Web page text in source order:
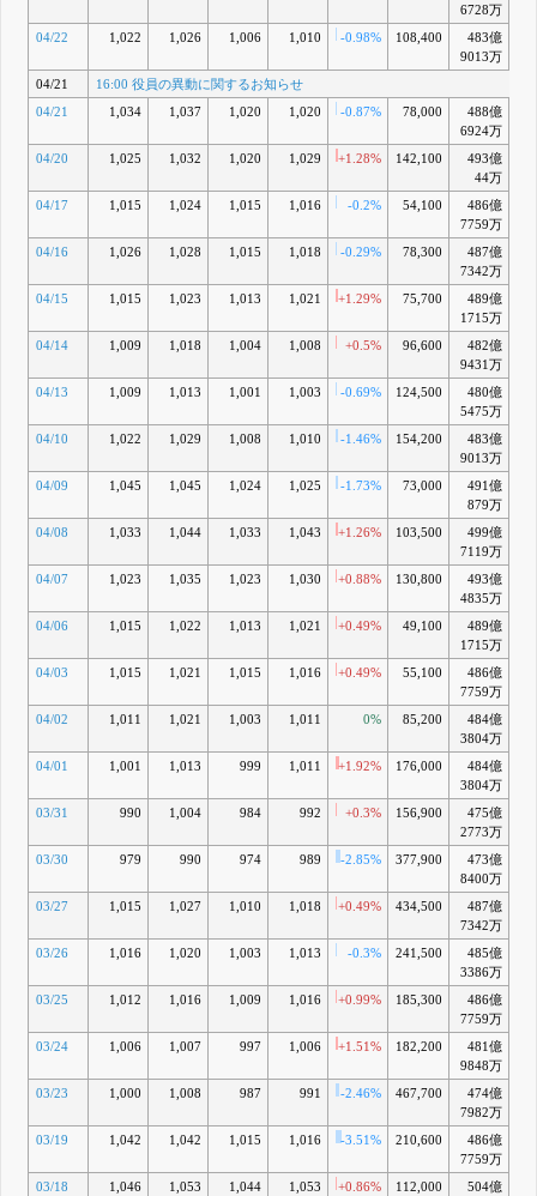
6728万
04/22 1,022 1,026 1,006 1,010 -0.98% 108,400
483億
9013万
04/21
16:00 役員の異動に関するお知らせ
04/21
1,034 1,037 1,020 1,020 -0.87% 78,000
488億
6924万
04/20 1,025 1,032 1,020 1,029 +1.28% 142,100
493億
44万
04/17 1,015 1,024 1,015 1,016 -0.2% 54,100
486億
7759万
04/16 1,026 1,028 1,015 1,018 -0.29% 78,300
487億
7342万
04/15 1,015 1,023 1,013 1,021 +1.29% 75,700
489億
1715万
04/14
1,009 1,018 1,004 1,008 +0.5% 96,600
482億
9431万
04/13 1,009 1,013 1,001 1,003 -0.69% 124,500
480億
5475万
04/10 1,022 1,029 1,008 1,010 -1.46% 154,200
483億
9013万
04/09 1,045 1,045 1,024 1,025 -1.73% 73,000
491億
879万
04/08 1,033 1,044 1,033 1,043 +1.26% 103,500
499億
7119万
04/07 1,023 1,035 1,023 1,030 +0.88% 130,800
493億
4835万
04/06 1,015 1,022 1,013 1,021 +0.49% 49,100
489億
1715万
04/03 1,015 1,021 1,015 1,016 +0.49% 55,100
486億
7759万
04/02 1,011 1,021 1,003 1,011 0% 85,200
484億
3804万
04/01 1,001 1,013 999 1,011 +1.92% 176,000
484億
3804万
03/31 990 1,004 984 992 +0.3% 156,900
475億
2773万
03/30 979 990 974 989 -2.85% 377,900
473億
8400万
03/27 1,015 1,027 1,010 1,018 +0.49% 434,500
487億
7342万
03/26 1,016 1,020 1,003 1,013 -0.3% 241,500
485億
3386万
03/25 1,012 1,016 1,009 1,016 +0.99% 185,300
486億
7759万
03/24 1,006 1,007 997 1,006 +1.51% 182,200
481億
9848万
03/23 1,000 1,008 987 991 -2.46% 467,700
474億
7982万
03/19 1,042 1,042 1,015 1,016 -3.51% 210,600
486億
7759万
03/18 1,046 1,053 1,044 1,053 +0.86% 112,000
504億